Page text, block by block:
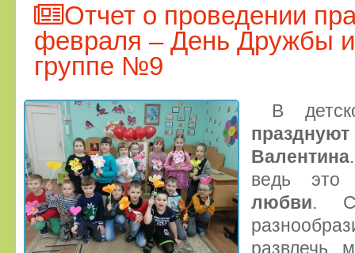
Отчет о проведении
февраля – День Дружбы
группе №9
В
Валентина
ведь
любви.